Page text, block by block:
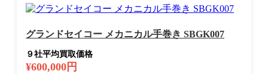
グランドセイコー メカニカル手巻き SBGK007
９社平均買取価格
¥600,000円